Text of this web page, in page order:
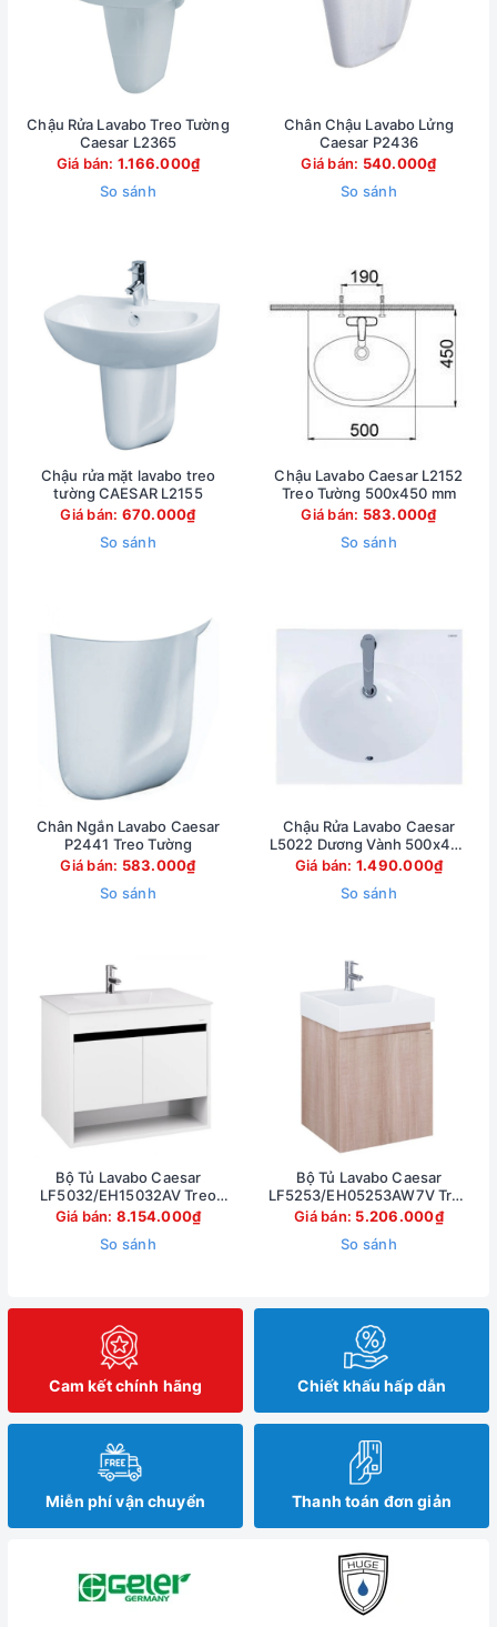
Chậu Rửa Lavabo Treo Tường
Caesar L2365
Giá bán: 1.166.000₫
So sánh
Chân Chậu Lavabo Lửng
Caesar P2436
Giá bán: 540.000₫
So sánh
Chậu rửa mặt lavabo treo
tường CAESAR L2155
Giá bán: 670.000₫
So sánh
Chậu Lavabo Caesar L2152
Treo Tường 500x450 mm
Giá bán: 583.000₫
So sánh
Chân Ngắn Lavabo Caesar
P2441 Treo Tường
Giá bán: 583.000₫
So sánh
Chậu Rửa Lavabo Caesar
L5022 Dương Vành 500x420
mm
Giá bán: 1.490.000₫
So sánh
Bộ Tủ Lavabo Caesar
LF5032/EH15032AV Treo
Tường 750x500mm
Giá bán: 8.154.000₫
So sánh
Bộ Tủ Lavabo Caesar
LF5253/EH05253AW7V Treo
Tường 500x450mm
Giá bán: 5.206.000₫
So sánh
Cam kết chính hãng Chiết khấu hấp dẫn
Miễn phí vận chuyển Thanh toán đơn giản